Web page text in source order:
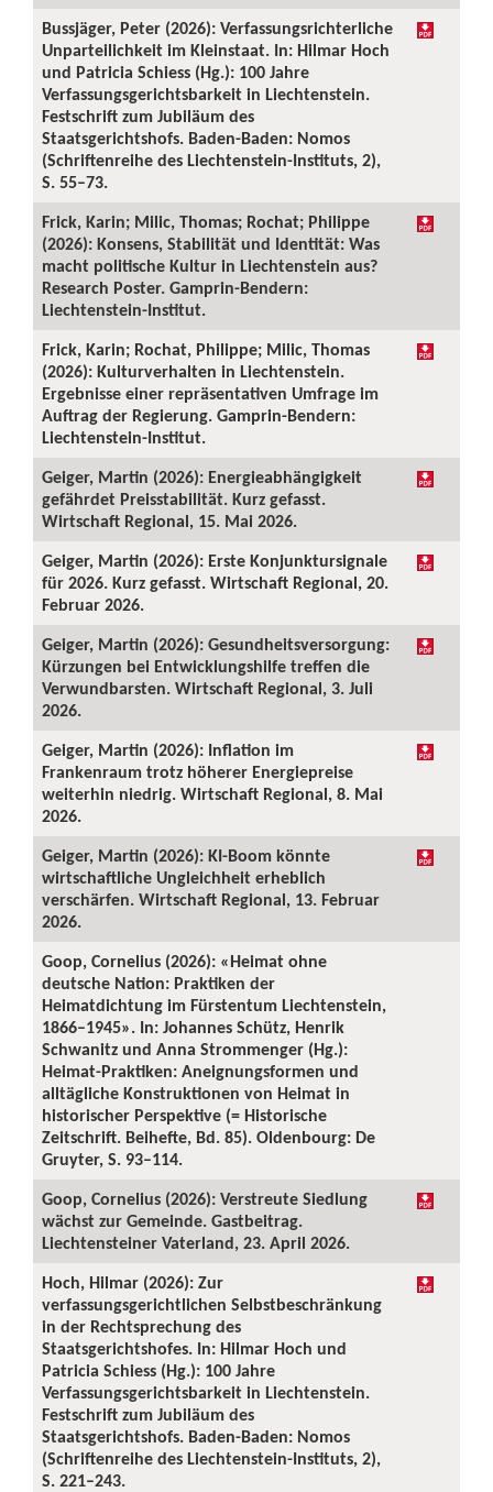
Bussjäger, Peter (2026): Verfassungsrichterliche
Unparteilichkeit im Kleinstaat. In: Hilmar Hoch
und Patricia Schiess (Hg.): 100 Jahre
Verfassungsgerichtsbarkeit in Liechtenstein.
Festschrift zum Jubiläum des
Staatsgerichtshofs. Baden-Baden: Nomos
(Schriftenreihe des Liechtenstein-Instituts, 2),
S. 55–73.
Frick, Karin; Milic, Thomas; Rochat; Philippe
(2026): Konsens, Stabilität und Identität: Was
macht politische Kultur in Liechtenstein aus?
Research Poster. Gamprin-Bendern:
Liechtenstein-Institut.
Frick, Karin; Rochat, Philippe; Milic, Thomas
(2026): Kulturverhalten in Liechtenstein.
Ergebnisse einer repräsentativen Umfrage im
Auftrag der Regierung. Gamprin-Bendern:
Liechtenstein-Institut.
Geiger, Martin (2026): Energieabhängigkeit
gefährdet Preisstabilität. Kurz gefasst.
Wirtschaft Regional, 15. Mai 2026.
Geiger, Martin (2026): Erste Konjunktursignale
für 2026. Kurz gefasst. Wirtschaft Regional, 20.
Februar 2026.
Geiger, Martin (2026): Gesundheitsversorgung:
Kürzungen bei Entwicklungshilfe treffen die
Verwundbarsten. Wirtschaft Regional, 3. Juli
2026.
Geiger, Martin (2026): Inflation im
Frankenraum trotz höherer Energiepreise
weiterhin niedrig. Wirtschaft Regional, 8. Mai
2026.
Geiger, Martin (2026): KI-Boom könnte
wirtschaftliche Ungleichheit erheblich
verschärfen. Wirtschaft Regional, 13. Februar
2026.
Goop, Cornelius (2026): «Heimat ohne
deutsche Nation: Praktiken der
Heimatdichtung im Fürstentum Liechtenstein,
1866–1945». In: Johannes Schütz, Henrik
Schwanitz und Anna Strommenger (Hg.):
Heimat-Praktiken: Aneignungsformen und
alltägliche Konstruktionen von Heimat in
historischer Perspektive (= Historische
Zeitschrift. Beihefte, Bd. 85). Oldenbourg: De
Gruyter, S. 93–114.
Goop, Cornelius (2026): Verstreute Siedlung
wächst zur Gemeinde. Gastbeitrag.
Liechtensteiner Vaterland, 23. April 2026.
Hoch, Hilmar (2026): Zur
verfassungsgerichtlichen Selbstbeschränkung
in der Rechtsprechung des
Staatsgerichtshofes. In: Hilmar Hoch und
Patricia Schiess (Hg.): 100 Jahre
Verfassungsgerichtsbarkeit in Liechtenstein.
Festschrift zum Jubiläum des
Staatsgerichtshofs. Baden-Baden: Nomos
(Schriftenreihe des Liechtenstein-Instituts, 2),
S. 221–243.